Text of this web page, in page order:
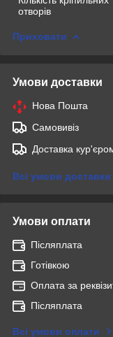
отворів
Приховати
Умови доставки
Нова Пошта
Самовивіз
Доставка
Всі умови доставки
Умови оплати
Післяплата
Готівкою
Оплата за
Післяплата
Всі умови оплати